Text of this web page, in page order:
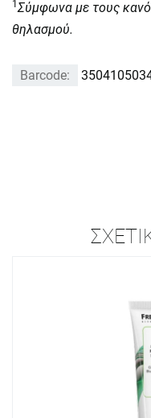
1 Σύμφωνα με τους
θηλασμού.
Barcode: